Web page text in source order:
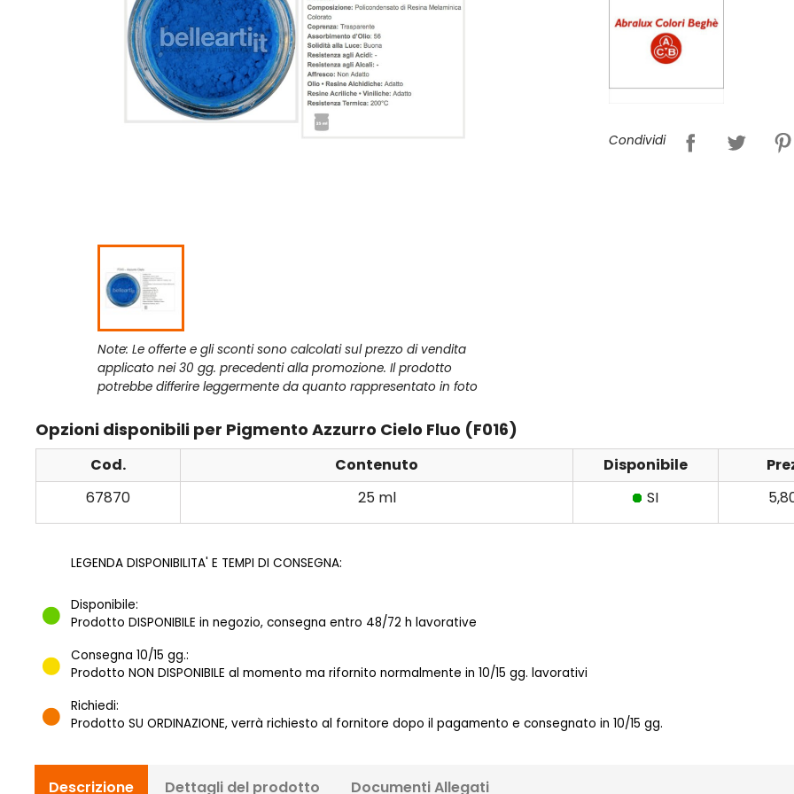
Note: Le offerte e gli sconti sono calcolati sul prezzo di vendita
applicato nei 30 gg. precedenti alla promozione. Il prodotto
potrebbe differire leggermente da quanto rappresentato in foto
Condividi
Opzioni disponibili per Pigmento Azzurro Cielo Fluo (F016)
Cod. Contenuto Disponibile
67870
25 ml SI
LEGENDA DISPONIBILITA' E TEMPI DI CONSEGNA:
Disponibile:
Prodotto DISPONIBILE in negozio, consegna entro 48/72 h lavorative
Consegna 10/15 gg.:
Prodotto NON DISPONIBILE al momento ma rifornito normalmente in 10/15 gg. lavorativi
Richiedi:
Prodotto SU ORDINAZIONE, verrà richiesto al fornitore dopo il pagamento e consegnato in 10/15 gg.
Descrizione Dettagli del prodotto Documenti Allegati